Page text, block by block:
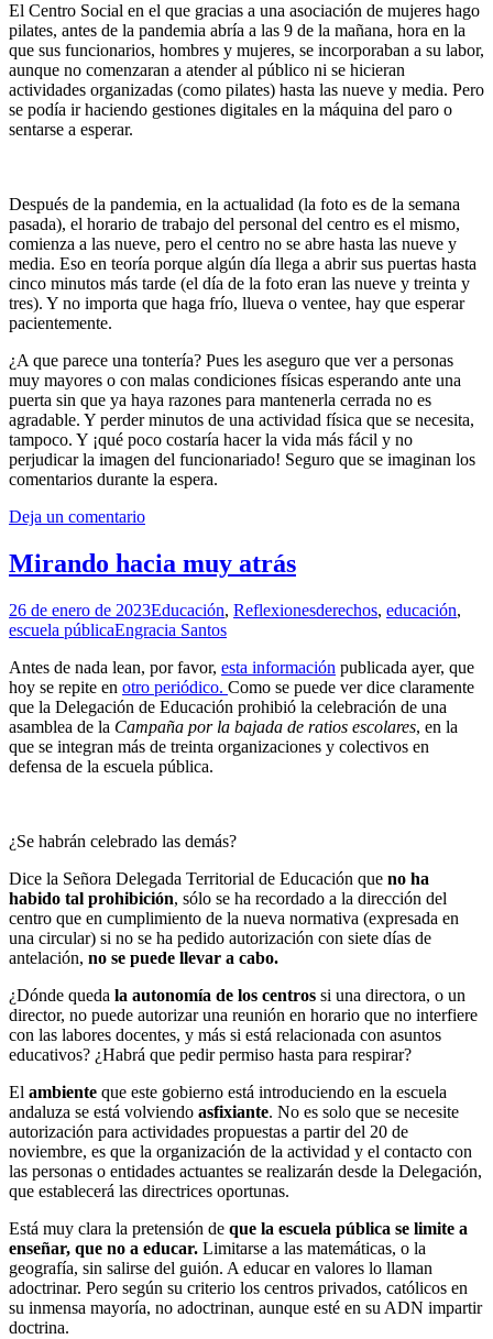
El Centro Social en el que gracias a una asociación de mujeres hago
pilates, antes de la pandemia abría a las 9 de la mañana, hora en la
que sus funcionarios, hombres y mujeres, se incorporaban a su labor,
aunque no comenzaran a atender al público ni se hicieran
actividades organizadas (como pilates) hasta las nueve y media. Pero
se podía ir haciendo gestiones digitales en la máquina del paro o
sentarse a esperar.
Después de la pandemia, en la actualidad (la foto es de la semana
pasada), el horario de trabajo del personal del centro es el mismo,
comienza a las nueve, pero el centro no se abre hasta las nueve y
media. Eso en teoría porque algún día llega a abrir sus puertas hasta
cinco minutos más tarde (el día de la foto eran las nueve y treinta y
tres). Y no importa que haga frío, llueva o ventee, hay que esperar
pacientemente.
¿A que parece una tontería? Pues les aseguro que ver a personas
muy mayores o con malas condiciones físicas esperando ante una
puerta sin que ya haya razones para mantenerla cerrada no es
agradable. Y perder minutos de una actividad física que se necesita,
tampoco. Y ¡qué poco costaría hacer la vida más fácil y no
perjudicar la imagen del funcionariado! Seguro que se imaginan los
comentarios durante la espera.
Deja un comentario
Mirando hacia muy atrás
26 de enero de 2023Educación, Reflexionesderechos, educación,
escuela públicaEngracia Santos
Antes de nada lean, por favor, esta información publicada ayer, que
hoy se repite en otro periódico. Como se puede ver dice claramente
que la Delegación de Educación prohibió la celebración de una
asamblea de la Campaña por la bajada de ratios escolares, en la
que se integran más de treinta organizaciones y colectivos en
defensa de la escuela pública.
¿Se habrán celebrado las demás?
Dice la Señora Delegada Territorial de Educación que no ha
habido tal prohibición, sólo se ha recordado a la dirección del
centro que en cumplimiento de la nueva normativa (expresada en
una circular) si no se ha pedido autorización con siete días de
antelación, no se puede llevar a cabo.
¿Dónde queda la autonomía de los centros si una directora, o un
director, no puede autorizar una reunión en horario que no interfiere
con las labores docentes, y más si está relacionada con asuntos
educativos? ¿Habrá que pedir permiso hasta para respirar?
El ambiente que este gobierno está introduciendo en la escuela
andaluza se está volviendo asfixiante. No es solo que se necesite
autorización para actividades propuestas a partir del 20 de
noviembre, es que la organización de la actividad y el contacto con
las personas o entidades actuantes se realizarán desde la Delegación,
que establecerá las directrices oportunas.
Está muy clara la pretensión de que la escuela pública se limite a
enseñar, que no a educar. Limitarse a las matemáticas, o la
geografía, sin salirse del guión. A educar en valores lo llaman
adoctrinar. Pero según su criterio los centros privados, católicos en
su inmensa mayoría, no adoctrinan, aunque esté en su ADN impartir
doctrina.